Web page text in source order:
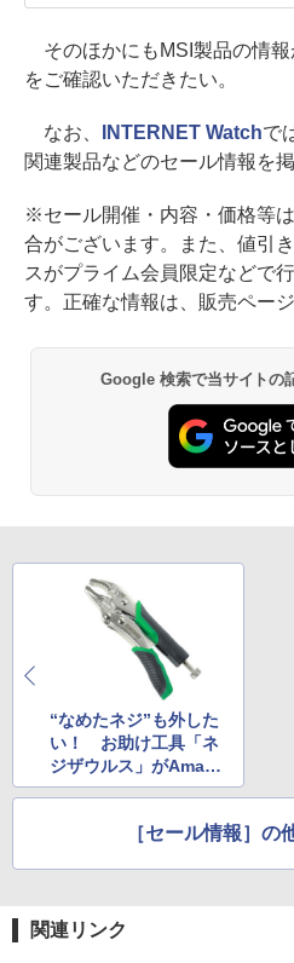
そのほかにもMSI製品の情報
をご確認いただきたい。
なお、 INTERNET Watchで
関連製品などのセール情報を掲
※セール開催・内容・価格等
合がございます。また、値引
スがプライム会員限定などで
す。正確な情報は、販売ペー
Google 検索で当サイトの
“なめたネジ”も外した
い！ お助け工具「ネ
ジザウルス」がAmazo
nで暮らし応援サマーS
［セール情報］の
関連リンク